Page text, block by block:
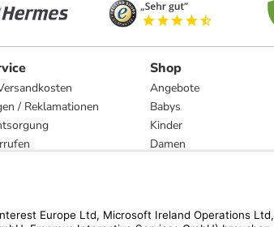
/ Reklamationen
Shop
Angebote
Babys
Kinder
Damen
Marken